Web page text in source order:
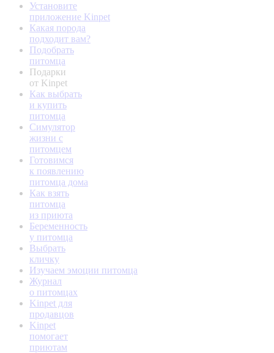
Установите
приложение Kinpet
Какая порода
подходит вам?
Подобрать
питомца
Подарки
от Kinpet
Как выбрать
и купить
питомца
Симулятор
жизни с
питомцем
Готовимся
к появлению
питомца дома
Как взять
питомца
из приюта
Беременность
у питомца
Выбрать
кличку
Изучаем эмоции питомца
Журнал
о питомцах
Kinpet для
продавцов
Kinpet
помогает
приютам